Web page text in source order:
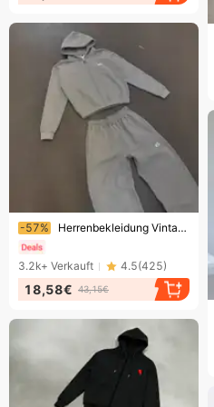
Endet bald!
-57% Herrenbekleidung ​Vintage-Set mit besticktem Hoodie und Jogginghose – Retro-Streetwear, Unisex, lässiges Outfit für Männer und Frauen​
3.2k+ Verkauft 4.5(425)
18,58€ 43,15€